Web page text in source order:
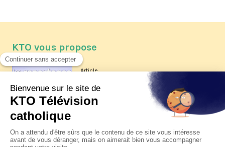
KTO vous propose
Article
Les reportages d'été 2026 de KTO
La visite pastorale du pape Léon
XIV à Assise à suivre sur KTO le
jeudi 6 août